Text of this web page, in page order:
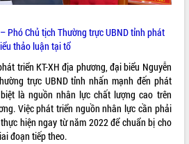
Chí
sĩ
Phó Chủ tịch Thường trực UBND tỉnh phát
thảo luận tại tổ
triển KT-XH địa phương, đại biểu Nguyễn
trực UBND tỉnh nhấn mạnh đến phát
là nguồn nhân lực chất lượng cao trên
Việc phát triển nguồn nhân lực cần phải
hiện ngay từ năm 2022 để chuẩn bị cho
đoạn tiếp theo.